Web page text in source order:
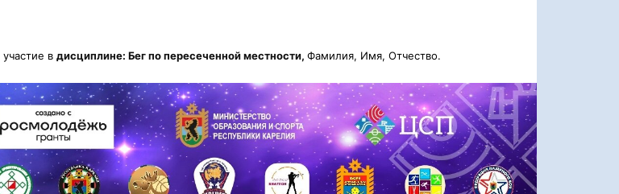
в дисциплине: Бег по пересеченной местности, Фамилия, Имя, Отчество.